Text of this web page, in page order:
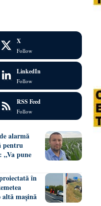
X
Follow
LinkedIn
Follow
RSS Feed
Follow
alarmă
pentru
„Va pune
în
mașină